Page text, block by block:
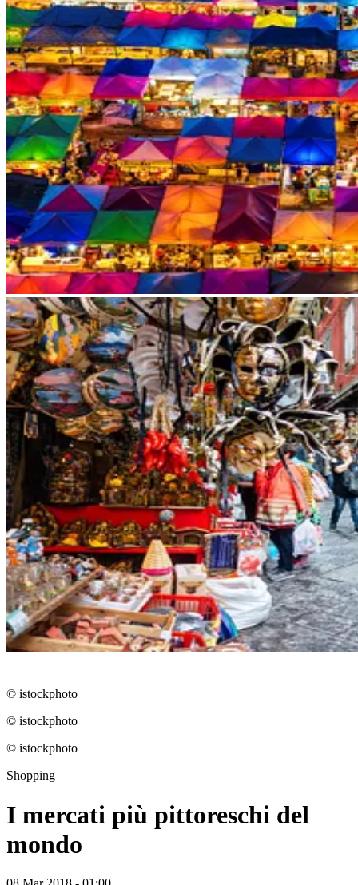
© istockphoto
© istockphoto
© istockphoto
Shopping
I mercati più pittoreschi del
mondo